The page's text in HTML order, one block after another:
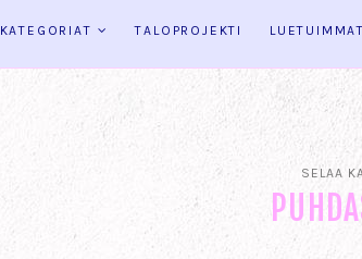
KATEGORIAT TALOPROJEKTI LUETUIMMAT
SELAA